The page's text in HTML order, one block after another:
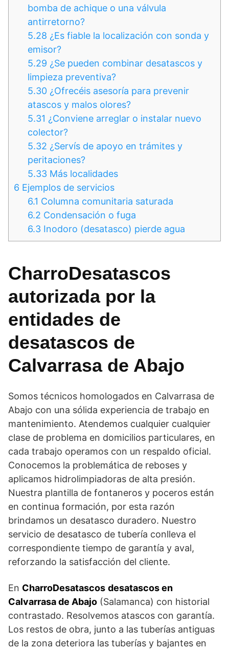
bomba de achique o una válvula
antirretorno?
5.28 ¿Es fiable la localización con sonda y
emisor?
5.29 ¿Se pueden combinar desatascos y
limpieza preventiva?
5.30 ¿Ofrecéis asesoría para prevenir
atascos y malos olores?
5.31 ¿Conviene arreglar o instalar nuevo
colector?
5.32 ¿Servís de apoyo en trámites y
peritaciones?
5.33 Más localidades
6 Ejemplos de servicios
6.1 Columna comunitaria saturada
6.2 Condensación o fuga
6.3 Inodoro (desatasco) pierde agua
CharroDesatascos
autorizada por la
entidades de
desatascos de
Calvarrasa de Abajo
Somos técnicos homologados en Calvarrasa de
Abajo con una sólida experiencia de trabajo en
mantenimiento. Atendemos cualquier cualquier
clase de problema en domicilios particulares, en
cada trabajo operamos con un respaldo oficial.
Conocemos la problemática de reboses y
aplicamos hidrolimpiadoras de alta presión.
Nuestra plantilla de fontaneros y poceros están
en continua formación, por esta razón
brindamos un desatasco duradero. Nuestro
servicio de desatasco de tubería conlleva el
correspondiente tiempo de garantía y aval,
reforzando la satisfacción del cliente.
En CharroDesatascos desatascos en
Calvarrasa de Abajo (Salamanca) con historial
contrastado. Resolvemos atascos con garantía.
Los restos de obra, junto a las tuberías antiguas
de la zona deteriora las tuberías y bajantes en